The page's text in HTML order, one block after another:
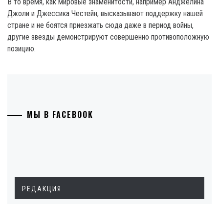
Джоли и Джессика Честейн, высказывают поддержку нашей
стране и не боятся приезжать сюда даже в период войны,
другие звезды демонстрируют совершенно противоположную
позицию.
МЫ В FACEBOOK
РЕДАКЦИЯ